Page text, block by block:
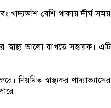
খাদ্যআঁশ বেশি থাকায় দীর্ঘ সময়
ভালো রাখতে সহায়ক। এটি
নিয়মিত স্বাস্থ্যকর খাদ্যাভ্যাসের